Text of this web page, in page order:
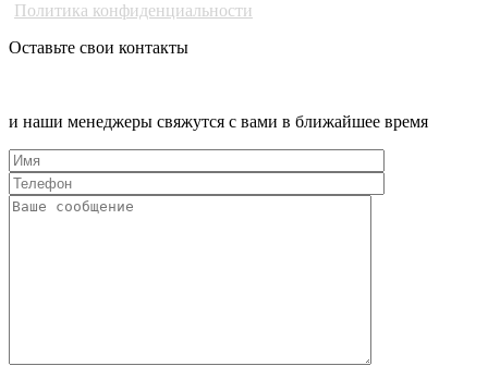
Политика конфиденциальности
Оставьте свои контакты
и наши менеджеры свяжутся с вами в ближайшее время